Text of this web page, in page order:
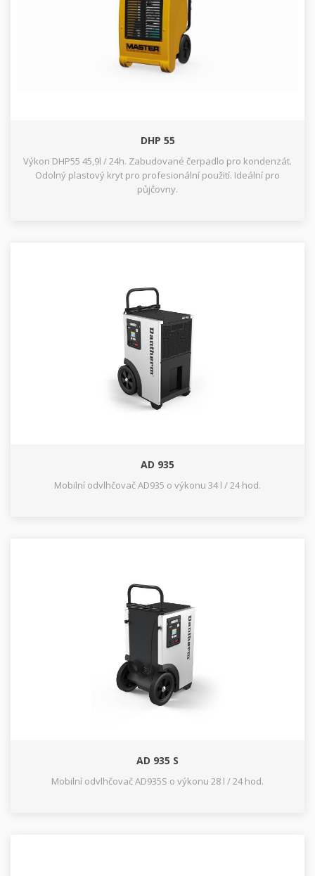
DHP 55
Výkon DHP55 45,9l / 24h. Zabudované čerpadlo pro kondenzát.
Odolný plastový kryt pro profesionální použití. Ideální pro
půjčovny.
AD 935
Mobilní odvlhčovač AD935 o výkonu 34 l / 24 hod.
AD 935 S
Mobilní odvlhčovač AD935S o výkonu 28 l / 24 hod.